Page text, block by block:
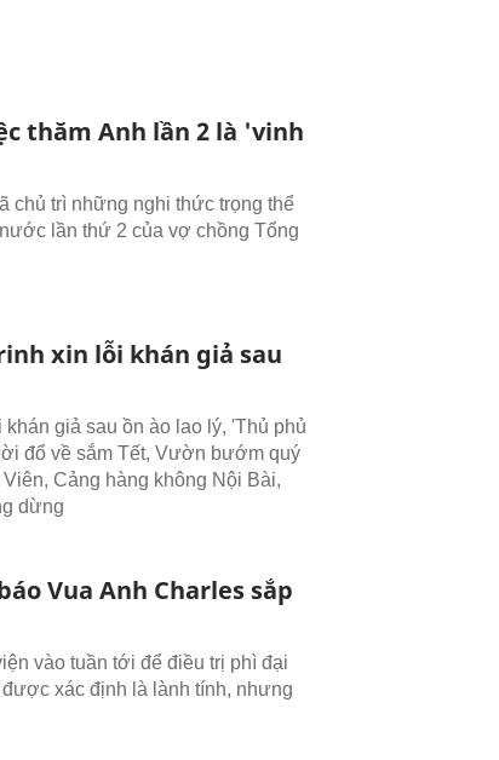
thăm Anh lần 2 là 'vinh
chủ trì những nghi thức trọng thể
lần thứ 2 của vợ chồng Tổng
xin lỗi khán giả sau
giả sau ồn ào lao lý, 'Thủ phủ
đổ về sắm Tết, Vườn bướm quý
Cảng hàng không Nội Bài,
dừng
Vua Anh Charles sắp
vào tuần tới để điều trị phì đại
xác định là lành tính, nhưng